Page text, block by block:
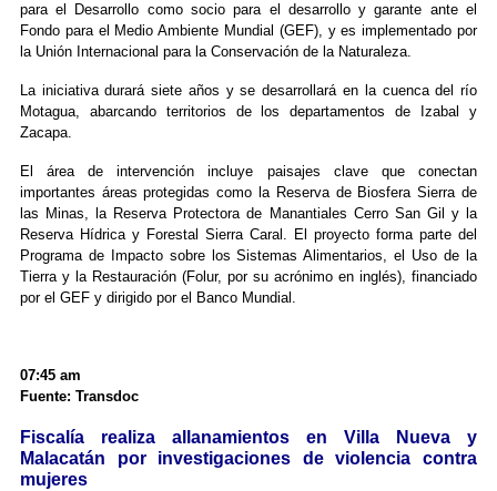
para el Desarrollo como socio para el desarrollo y garante ante el
Fondo para el Medio Ambiente Mundial (GEF), y es implementado por
la Unión Internacional para la Conservación de la Naturaleza.
La iniciativa durará siete años y se desarrollará en la cuenca del río
Motagua, abarcando territorios de los departamentos de Izabal y
Zacapa.
El área de intervención incluye paisajes clave que conectan
importantes áreas protegidas como la Reserva de Biosfera Sierra de
las Minas, la Reserva Protectora de Manantiales Cerro San Gil y la
Reserva Hídrica y Forestal Sierra Caral. El proyecto forma parte del
Programa de Impacto sobre los Sistemas Alimentarios, el Uso de la
Tierra y la Restauración (Folur, por su acrónimo en inglés), financiado
por el GEF y dirigido por el Banco Mundial.
07:45 am
Fuente: Transdoc
Fiscalía realiza allanamientos en Villa Nueva y
Malacatán por investigaciones de violencia contra
mujeres